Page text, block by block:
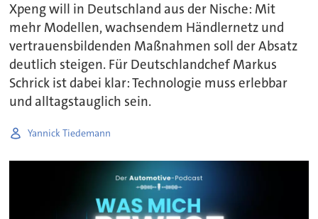
Xpeng will in Deutschland aus der Nische: Mit
mehr Modellen, wachsendem Händlernetz und
vertrauensbildenden Maßnahmen soll der Absatz
deutlich steigen. Für Deutschlandchef Markus
Schrick ist dabei klar: Technologie muss erlebbar
und alltagstauglich sein.
Yannick Tiedemann